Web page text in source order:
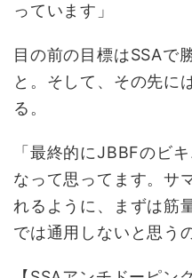
っています」
目の前の目標はSSAで
と。そして、その先に
る。
「最終的にJBBFのビ
なって思ってます。サ
れるように、まずは筋
では通用しないと思う